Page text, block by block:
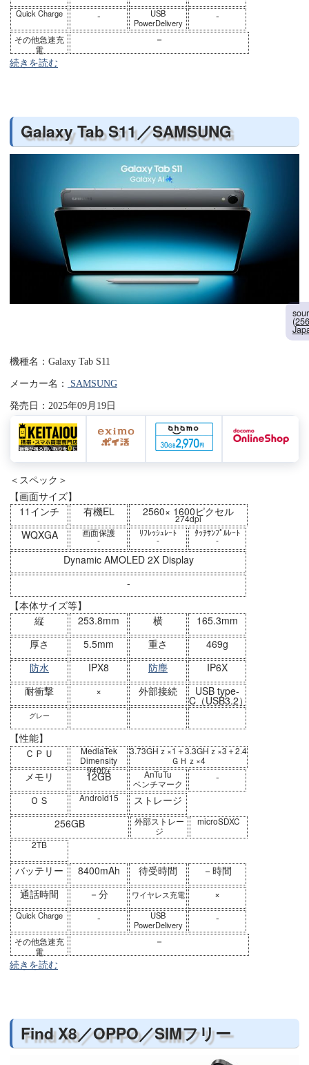
Quick Charge -
USB
PowerDelivery
-
その他急速充
電
－
続きを読む
Galaxy Tab S11／SAMSUNG
機種名：Galaxy Tab S11
メーカー名： SAMSUNG
発売日：2025年09月19日
＜スペック＞
【画面サイズ】
11インチ
有機EL 2560× 1600ピクセル
274dpi
WQXGA 画面保護
-
ﾘﾌﾚｯｼｭﾚｰﾄ
-
ﾀｯﾁｻﾝﾌﾟﾙﾚｰﾄ
-
Dynamic AMOLED 2X Display
-
【本体サイズ等】
縦
253.8mm 横
165.3mm
厚さ
5.5mm 重さ
469g
防水
IPX8 防塵
IP6X
耐衝撃
× 外部接続 USB type-
C（USB3.2）
グレー
【性能】
ＣＰＵ
MediaTek
Dimensity
9400+
3.73GHｚ×1＋3.3GHｚ×3＋2.4
ＧＨｚ×4
メモリ 12GB
AnTuTu
ベンチマーク
-
ＯＳ
Android15
ストレージ
256GB
外部ストレー
ジ
microSDXC
2TB
バッテリー 8400mAh 待受時間
－時間
通話時間
－分 ワイヤレス充電 ×
Quick Charge -
USB
PowerDelivery
-
その他急速充
電
－
続きを読む
Find X8／OPPO／SIMフリー